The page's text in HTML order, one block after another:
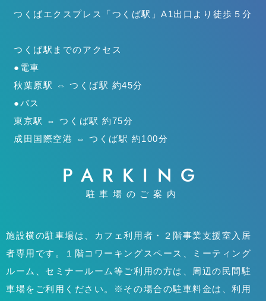
つくばエクスプレス「つくば駅」A1出口より徒歩５分
つくば駅までのアクセス
●電車
秋葉原駅 ⇔ つくば駅 約45分
●バス
東京駅 ⇔ つくば駅 約75分
成田国際空港 ⇔ つくば駅 約100分
PARKING
駐車場のご案内
施設横の駐車場は、カフェ利用者・２階事業支援室入居
者専用です。１階コワーキングスペース、ミーティング
ルーム、セミナールーム等ご利用の方は、周辺の民間駐
車場をご利用ください。※その場合の駐車料金は、利用